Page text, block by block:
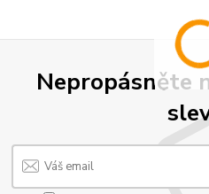
Nepropásněte